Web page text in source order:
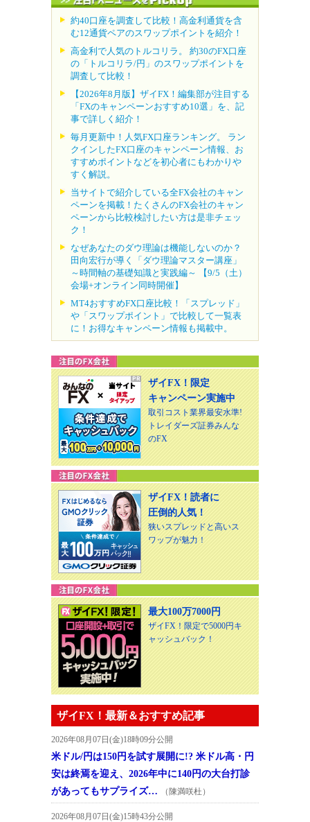
約40口座を調査して比較！高金利通貨を含
む12通貨ペアのスワップポイントを紹介！
高金利で人気のトルコリラ。 約30のFX口座
の「トルコリラ/円」のスワップポイントを
調査して比較！
【2026年8月版】ザイFX！編集部が注目する
「FXのキャンペーンおすすめ10選」を、記
事で詳しく紹介！
毎月更新中！人気FX口座ランキング。 ラン
クインしたFX口座のキャンペーン情報、お
すすめポイントなどを初心者にもわかりや
すく解説。
当サイトで紹介している全FX会社のキャン
ペーンを掲載！たくさんのFX会社のキャン
ペーンから比較検討したい方は是非チェッ
ク！
なぜあなたのダウ理論は機能しないのか？
田向宏行が導く「ダウ理論マスター講座」
～時間軸の基礎知識と実践編～ 【9/5（土）
会場+オンライン同時開催】
MT4おすすめFX口座比較！「スプレッド」
や「スワップポイント」で比較して一覧表
に！お得なキャンペーン情報も掲載中。
ザイFX！限定
キャンペーン実施中
取引コスト業界最安水準!
トレイダーズ証券みんな
のFX
ザイFX！読者に
圧倒的人気！
狭いスプレッドと高いス
ワップが魅力！
最大100万7000円
ザイFX！限定で5000円キ
ャッシュバック！
ザイFX！最新＆おすすめ記事
2026年08月07日(金)18時09分公開
米ドル/円は150円を試す展開に!? 米ドル高・円
安は終焉を迎え、2026年中に140円の大台打診
があってもサプライズ…
（陳満咲杜）
2026年08月07日(金)15時43分公開